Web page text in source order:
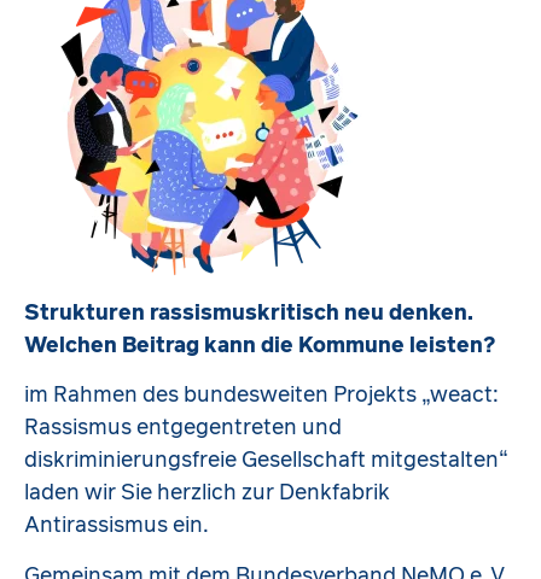
Strukturen rassismuskritisch neu denken.
Welchen Beitrag kann die Kommune leisten?
im Rahmen des bundesweiten Projekts „weact:
Rassismus entgegentreten und
diskriminierungsfreie Gesellschaft mitgestalten“
laden wir Sie herzlich zur Denkfabrik
Antirassismus ein.